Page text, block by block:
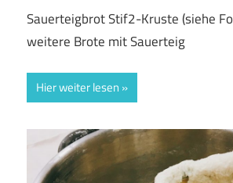
Sauerteigbrot Stif2-Kruste (siehe
weitere Brote mit Sauerteig
Hier weiter lesen